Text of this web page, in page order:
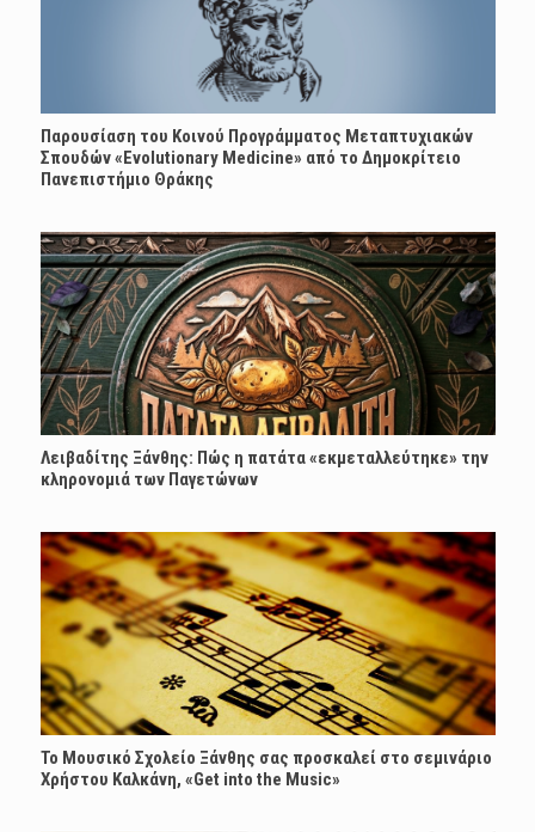
Παρουσίαση του Κοινού Προγράμματος Μεταπτυχιακών
Σπουδών «Evolutionary Medicine» από το Δημοκρίτειο
Πανεπιστήμιο Θράκης
Λειβαδίτης Ξάνθης: Πώς η πατάτα «εκμεταλλεύτηκε» την
κληρονομιά των Παγετώνων
Το Μουσικό Σχολείο Ξάνθης σας προσκαλεί στο σεμινάριο
Χρήστου Καλκάνη, «Get into the Music»